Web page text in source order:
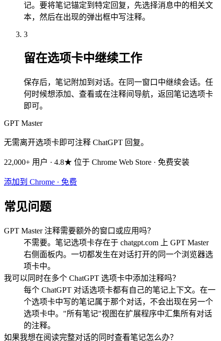
记。要将笔记锚定到特定回复，先选择消息中的相关文
本，然后在出现的弹出框中写注释。
3
留在选项卡中继续工作
保存后，笔记附加到对话。在同一窗口中继续会话。任
何时候想添加、查看或在注释间导航，返回笔记选项卡
即可。
GPT Master
无需离开选项卡即可注释 ChatGPT 回复。
22,000+ 用户 · 4.8★ 位于 Chrome Web Store · 免费安装
添加到 Chrome · 免费
常见问题
GPT Master 注释需要额外的窗口或应用吗？
不需要。笔记选项卡存在于 chatgpt.com 上 GPT Master
右侧面板内。一切都发生在对话打开的同一个浏览器选
项卡中。
我可以同时在多个 ChatGPT 选项卡中添加注释吗？
每个 ChatGPT 对话选项卡都有自己的笔记上下文。在一
个选项卡中写的笔记属于那个对话，不会出现在另一个
选项卡中。"所有笔记"视图在扩展程序中汇集所有对话
的注释。
如果我想在阅读完整对话的同时查看笔记怎么办？